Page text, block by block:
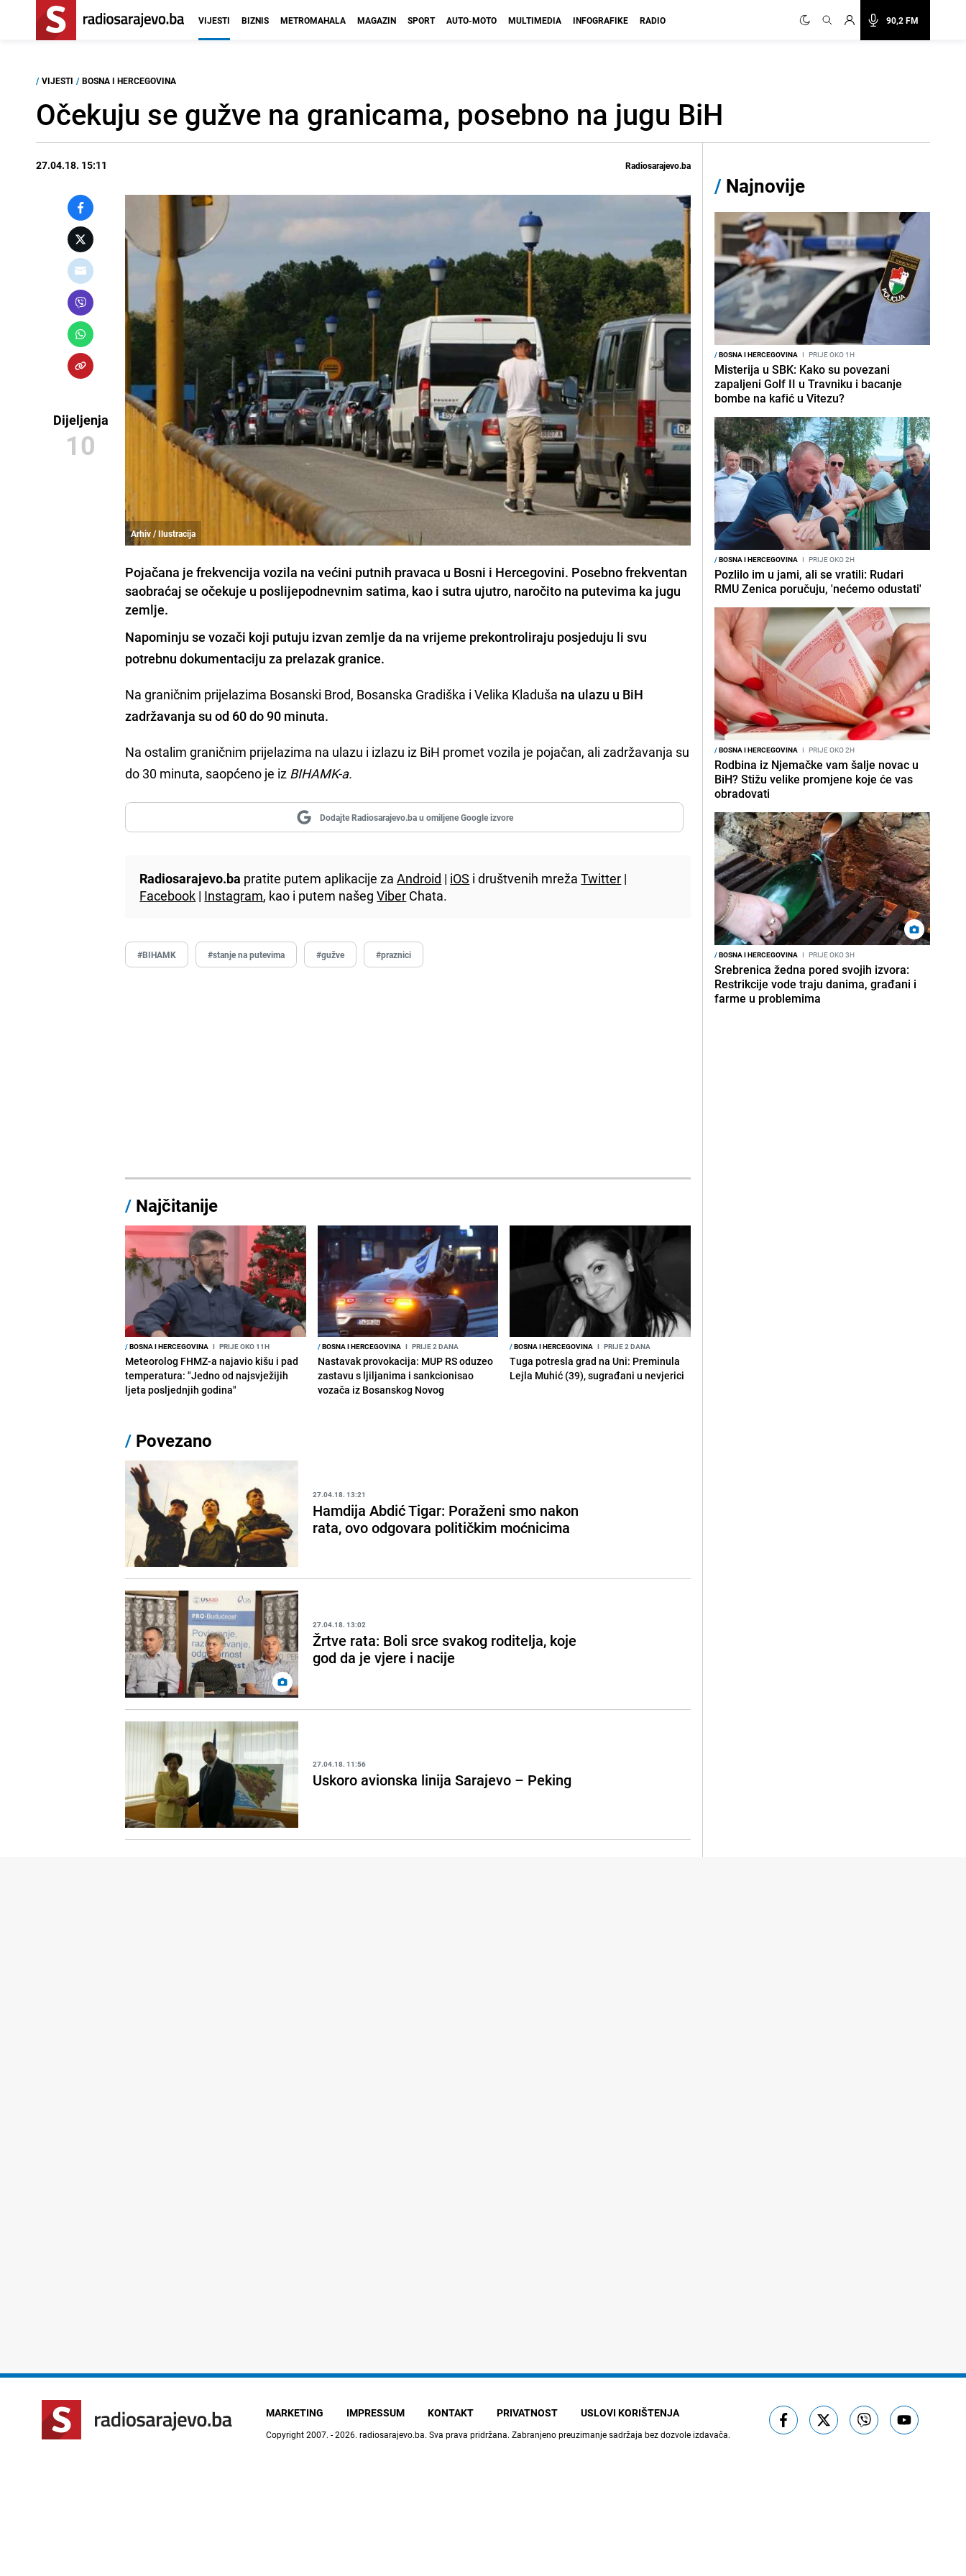
90,2 FM
VIJESTI BIZNIS METROMAHALA MAGAZIN SPORT AUTO-MOTO MULTIMEDIA INFOGRAFIKE RADIO
/ VIJESTI / BOSNA I HERCEGOVINA
Očekuju se gužve na granicama, posebno na jugu BiH
27.04.18. 15:11 Radiosarajevo.ba
Dijeljenja
10
Arhiv / Ilustracija
Pojačana je frekvencija vozila na većini putnih pravaca u Bosni i Hercegovini. Posebno frekventan
saobraćaj se očekuje u poslijepodnevnim satima, kao i sutra ujutro, naročito na putevima ka jugu
zemlje.
Napominju se vozači koji putuju izvan zemlje da na vrijeme prekontroliraju posjeduju li svu
potrebnu dokumentaciju za prelazak granice.
Na graničnim prijelazima Bosanski Brod, Bosanska Gradiška i Velika Kladuša na ulazu u BiH
zadržavanja su od 60 do 90 minuta.
Na ostalim graničnim prijelazima na ulazu i izlazu iz BiH promet vozila je pojačan, ali zadržavanja su
do 30 minuta, saopćeno je iz BIHAMK-a.
Dodajte Radiosarajevo.ba u omiljene Google izvore
Radiosarajevo.ba pratite putem aplikacije zaAndroid | iOS i društvenih mrežaTwitter |
Facebook | Instagram, kao i putem našegViber Chata.
#BIHAMK #stanje na putevima #gužve #praznici
/ Najčitanije
/BOSNA I HERCEGOVINA I PRIJE OKO 11H
Meteorolog FHMZ-a najavio kišu i pad
temperatura: "Jedno od najsvježijih
ljeta posljednjih godina"
/BOSNA I HERCEGOVINA I PRIJE 2 DANA
Nastavak provokacija: MUP RS oduzeo
zastavu s ljiljanima i sankcionisao
vozača iz Bosanskog Novog
/BOSNA I HERCEGOVINA I PRIJE 2 DANA
Tuga potresla grad na Uni: Preminula
Lejla Muhić (39), sugrađani u nevjerici
/ Povezano
27.04.18. 13:21
Hamdija Abdić Tigar: Poraženi smo nakon
rata, ovo odgovara političkim moćnicima
27.04.18. 13:02
Žrtve rata: Boli srce svakog roditelja, koje
god da je vjere i nacije
27.04.18. 11:56
Uskoro avionska linija Sarajevo – Peking
/ Najnovije
/BOSNA I HERCEGOVINA I PRIJE OKO 1H
Misterija u SBK: Kako su povezani
zapaljeni Golf II u Travniku i bacanje
bombe na kafić u Vitezu?
/BOSNA I HERCEGOVINA I PRIJE OKO 2H
Pozlilo im u jami, ali se vratili: Rudari
RMU Zenica poručuju, 'nećemo odustati'
/BOSNA I HERCEGOVINA I PRIJE OKO 2H
Rodbina iz Njemačke vam šalje novac u
BiH? Stižu velike promjene koje će vas
obradovati
/BOSNA I HERCEGOVINA I PRIJE OKO 3H
Srebrenica žedna pored svojih izvora:
Restrikcije vode traju danima, građani i
farme u problemima
MARKETING IMPRESSUM KONTAKT PRIVATNOST USLOVI KORIŠTENJA
Copyright 2007. - 2026. radiosarajevo.ba. Sva prava pridržana. Zabranjeno preuzimanje sadržaja bez dozvole izdavača.